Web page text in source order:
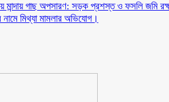
মান্দায় গাছ অপসারণ: সড়ক প্রশস্ত ও ফসলি জমি
নামে মিথ্যা মামলার অভিযোগ।